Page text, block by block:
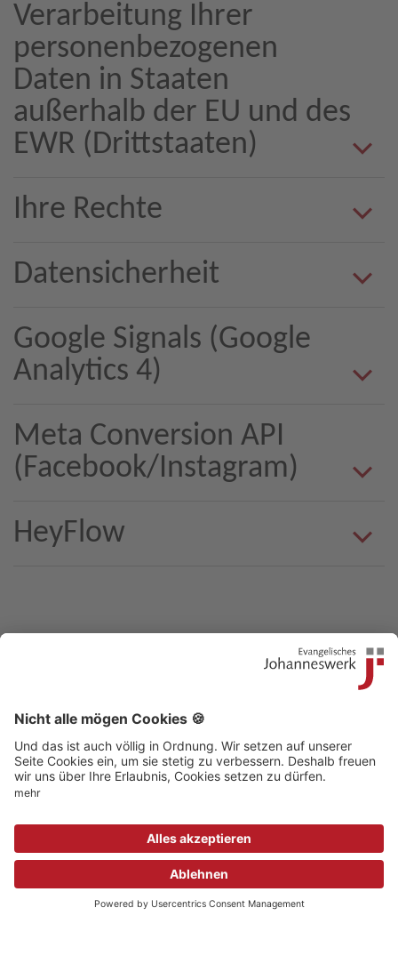
Verarbeitung Ihrer
personenbezogenen
Daten in Staaten
außerhalb der EU und des
EWR (Drittstaaten)
Ihre Rechte
Datensicherheit
Google Signals (Google
Analytics 4)
Meta Conversion API
(Facebook/Instagram)
HeyFlow
Beschwerdestelle Impressum Sitemap